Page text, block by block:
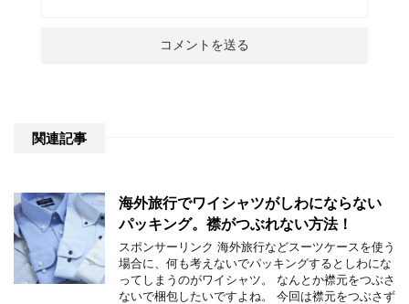
関連記事
海外旅行でワイシャツがしわにならない
パッキング。襟がつぶれない方法！
スポンサーリンク 海外旅行などスーツケースを使う
場合に、何も考えないでパッキングするとしわにな
ってしまうのがワイシャツ。 なんとか襟元をつぶさ
ないで梱包したいですよね。 今回は襟元をつぶさず